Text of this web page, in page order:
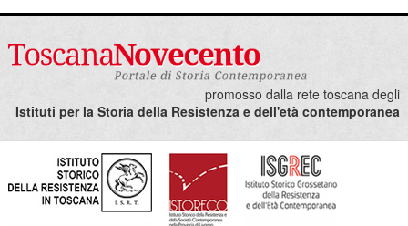
promosso dalla rete toscana degli
Istituti per la Storia della Resistenza e dell'età contemporanea